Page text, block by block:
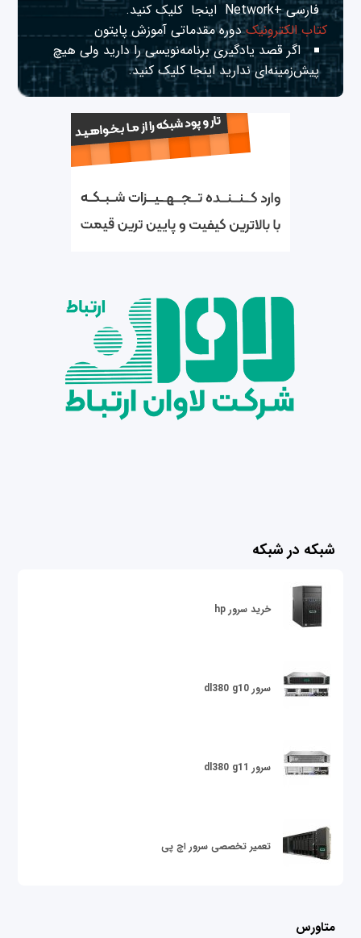
فارسی +Network اینجا کلیک کنید.
کتاب الکترونیکدوره مقدماتی آموزش پایتون
اگر قصد یادگیری برنامه‌نویسی را دارید ولی هیچ
پیش‌زمینه‌ای نداریداینجا کلیک کنید.
شبکه در شبکه
خرید سرور hp
سرور dl380 g10
سرور dl380 g11
تعمیر تخصصی سرور اچ پی
متاورس